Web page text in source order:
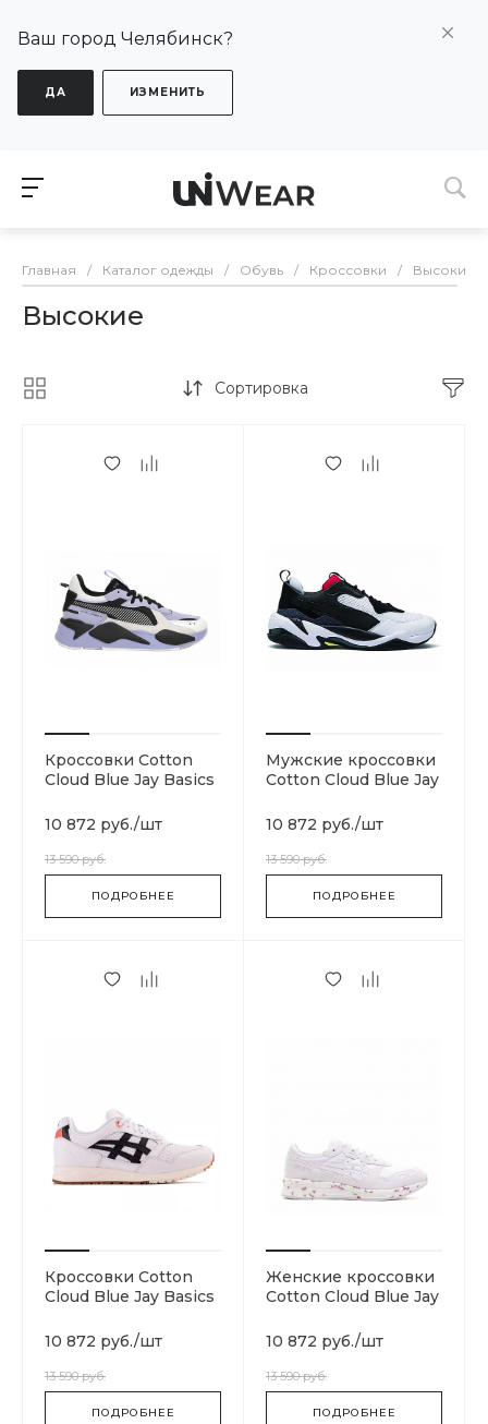
Ваш город Челябинск?
ДА ИЗМЕНИТЬ
Главная / Каталог одежды / Обувь / Кроссовки / Высокие
Высокие
Сортировка
Кроссовки Cotton
Cloud Blue Jay Basics
10 872 руб./шт
13 590 руб.
ПОДРОБНЕЕ
Мужские кроссовки
Cotton Cloud Blue Jay
10 872 руб./шт
13 590 руб.
ПОДРОБНЕЕ
Кроссовки Cotton
Cloud Blue Jay Basics
10 872 руб./шт
13 590 руб.
ПОДРОБНЕЕ
Женские кроссовки
Cotton Cloud Blue Jay
10 872 руб./шт
13 590 руб.
ПОДРОБНЕЕ